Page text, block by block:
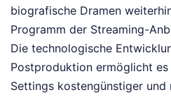
biografische Dramen
Programm der Streaming-
Die technologische
Postproduktion ermöglicht
Settings kostengünstiger und